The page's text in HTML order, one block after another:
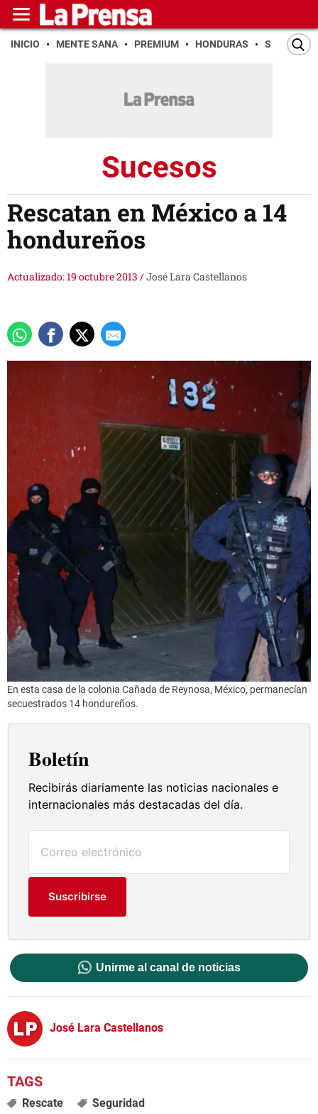
INICIO MENTE SANA PREMIUM HONDURAS SAN PEDRO
Sucesos
Rescatan en México a 14
hondureños
Actualizado: 19 octubre 2013 /José Lara Castellanos
En esta casa de la colonia Cañada de Reynosa, México, permanecían
secuestrados 14 hondureños.
Boletín
Recibirás diariamente las noticias nacionales e
internacionales más destacadas del día.
Suscribirse
Unirme al canal de noticias
José Lara Castellanos
Rescate Seguridad